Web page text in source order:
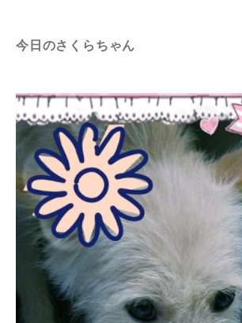
今日のさくらちゃん